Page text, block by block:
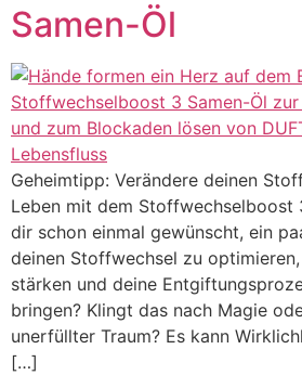
Samen-Öl
Geheimtipp: Verändere deinen
Leben mit dem Stoffwechselboost
dir schon einmal gewünscht, ein
deinen Stoffwechsel zu
stärken und deine
bringen? Klingt das nach Magie
unerfüllter Traum? Es kann
[…]